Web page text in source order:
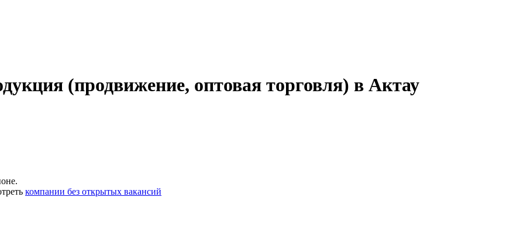
(продвижение, оптовая торговля) в Актау
компании без открытых вакансий